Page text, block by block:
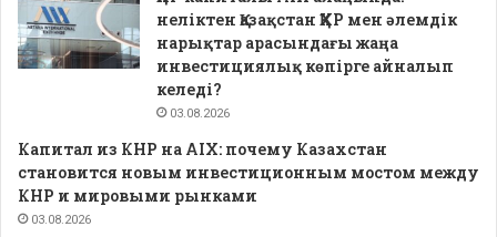
неліктен Қазақстан ҚХР мен әлемдік
нарықтар арасындағы жаңа
инвестициялық көпірге айналып
келеді?
03.08.2026
Капитал из КНР на AIX: почему Казахстан
становится новым инвестиционным мостом между
КНР и мировыми рынками
03.08.2026